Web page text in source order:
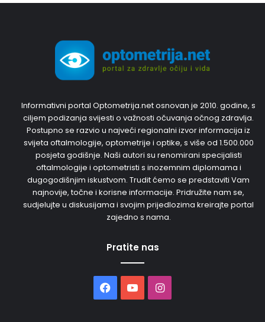
Informativni portal Optometrija.net osnovan je 2010. godine, s
ciljem podizanja svijesti o važnosti očuvanja očnog zdravlja.
Postupno se razvio u najveći regionalni izvor informacija iz
svijeta oftalmologije, optometrije i optike, s više od 1.500.000
posjeta godišnje. Naši autori su renomirani specijalisti
oftalmologije i optometristi s inozemnim diplomama i
dugogodišnjim iskustvom. Trudit ćemo se predstaviti Vam
najnovije, točne i korisne informacije. Pridružite nam se,
sudjelujte u diskusijama i svojim prijedlozima kreirajte portal
zajedno s nama.
Pratite nas
Facebook
YouTubeInstagram